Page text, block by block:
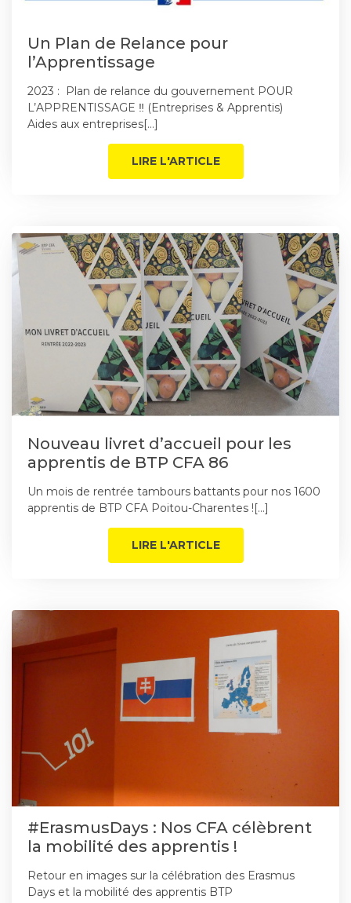
Un Plan de Relance pour
l’Apprentissage
2023 : Plan de relance du gouvernement POUR
L’APPRENTISSAGE ‼ (Entreprises & Apprentis)
Aides aux entreprises[…]
LIRE L'ARTICLE
Nouveau livret d’accueil pour les
apprentis de BTP CFA 86
Un mois de rentrée tambours battants pour nos 1600
apprentis de BTP CFA Poitou-Charentes ![…]
LIRE L'ARTICLE
#ErasmusDays : Nos CFA célèbrent
la mobilité des apprentis !
Retour en images sur la célébration des Erasmus
Days et la mobilité des apprentis BTP